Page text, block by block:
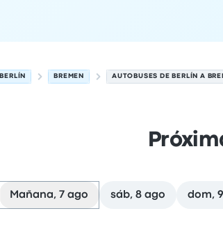
BERLÍN BREMEN AUTOBUSES DE BERLÍN A
Mañana, 7 ago sáb, 8 ago dom,